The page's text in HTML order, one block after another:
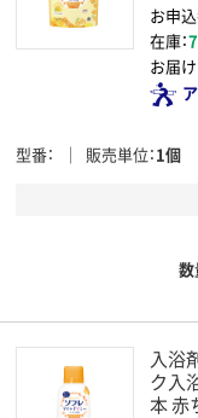
お申
在庫：
お届け
型番 販売単位 1個
入浴
ク入
本 赤